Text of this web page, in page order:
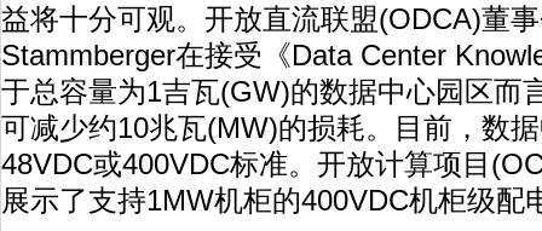
益将十分可观。开放直流联盟(ODCA)董
Stammberger在接受《Data Center
于总容量为1吉瓦(GW)的数据中心园区而
可减少约10兆瓦(MW)的损耗。目前，数
48VDC或400VDC标准。开放计算项目
展示了支持1MW机柜的400VDC机柜级配